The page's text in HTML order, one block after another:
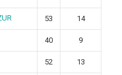
53 14
40 9
52 13